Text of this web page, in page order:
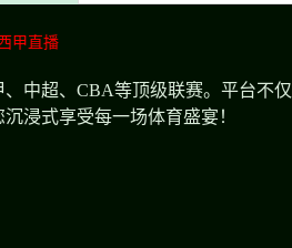
甲直播
中超、CBA等顶级联赛。平台不
浸式享受每一场体育盛宴！